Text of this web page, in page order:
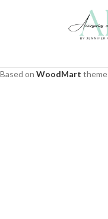
Based on WoodMart theme